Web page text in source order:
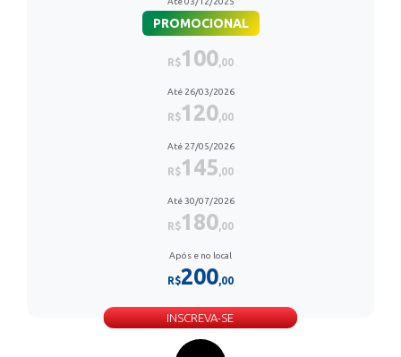
PROMOCIONAL
R$100,00
Até 26/03/2026
R$120,00
Até 27/05/2026
R$145,00
Até 30/07/2026
R$180,00
Após e no local
R$200,00
INSCREVA-SE